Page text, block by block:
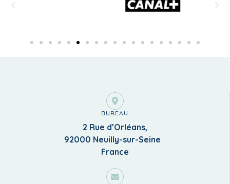
BUREAU
2 Rue d’Orléans,
92000 Neuilly-sur-Seine
France